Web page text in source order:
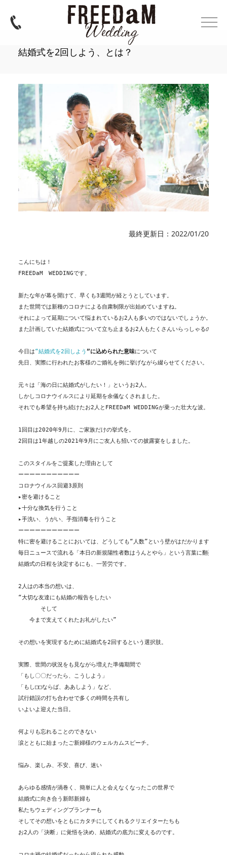
結婚式を2回しよう、とは？
最終更新日：2022/01/20
こんにちは！
FREEDaM　WEDDINGです。
新たな年が幕を開けて、早くも3週間が経とうとしています。
また世間では新種のコロナによる自粛制限が出始めていますね。
それによって延期について悩まれているお2人も多いのではないでしょうか。
また計画していた結婚式について立ち止まるお2人もたくさんいらっしゃるのでは
今日は“結婚式を2回しよう ”に込められた意味について
先日、実際に行われたお客様のご婚礼を例に挙げながら綴らせてください。
元々は「海の日に結婚式がしたい！」というお2人。
しかしコロナウイルスにより延期を余儀なくされました。
それでも希望を持ち続けたお2人とFREEDaM WEDDINGが乗った壮大な波。
1回目は2020年9月に、ご家族だけの挙式を。
2回目は1年越しの2021年9月にご友人も招いての披露宴をしました。
このスタイルをご提案した理由として
ーーーーーーーーーーー
コロナウイルス回避3原則
▸密を避けること
▸十分な換気を行うこと
▸手洗い、うがい、手指消毒を行うこと
ーーーーーーーーーーー
特に密を避けることにおいては、どうしても“人数”という壁がはだかります。
毎日ニュースで流れる「本日の新規陽性者数はうんとやら」という言葉に翻弄され
結婚式の日程を決定するにも、一苦労です。
2人はの本当の想いは、
“大切な友達にも結婚の報告をしたい
そして
今まで支えてくれたお礼がしたい”
その想いを実現するために結婚式を2回するという選択肢。
実際、世間の状況をも見ながら増えた準備期間で
「もし〇〇だったら、こうしよう」
「もし□□ならば、ああしよう」など、
試行錯誤の打ち合わせで多くの時間を共有し
いよいよ迎えた当日。
何よりも忘れることのできない
涙とともに始まったご新婦様のウェルカムスピーチ。
悩み、楽しみ、不安、喜び、迷い
あらゆる感情が渦巻く、簡単に人と会えなくなったこの世界で
結婚式に向き合う新郎新婦も
私たちウェディングプランナーも
そしてその想いをともにカタチにしてくれるクリエイターたちも
お2人の「決断」に覚悟を決め、結婚式の底力に変えるのです。